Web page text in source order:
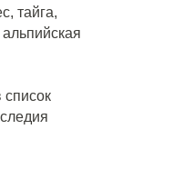
тайга,
список